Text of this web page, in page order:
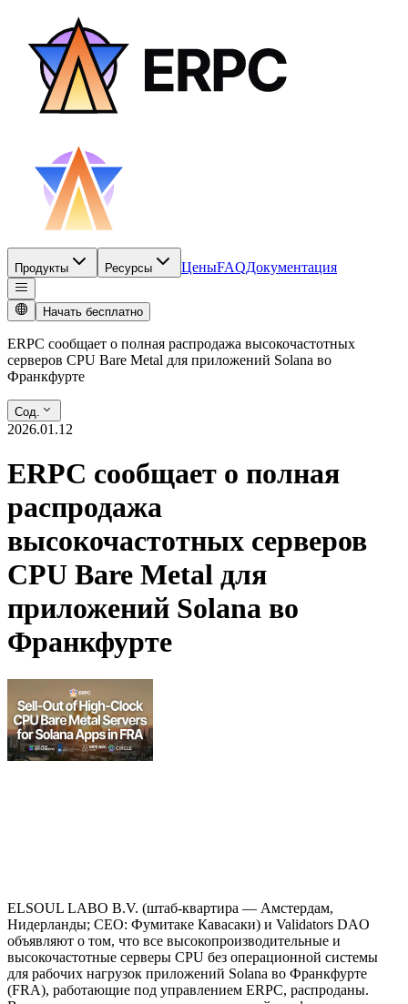
Продукты Ресурсы ЦеныFAQДокументация
Начать бесплатно
ERPC сообщает о полная распродажа высокочастотных
серверов CPU Bare Metal для приложений Solana во
Франкфурте
Сод.
2026.01.12
ERPC сообщает о полная
распродажа
высокочастотных серверов
CPU Bare Metal для
приложений Solana во
Франкфурте
ELSOUL LABO B.V. (штаб-квартира — Амстердам,
Нидерланды; CEO: Фумитаке Кавасаки) и Validators DAO
объявляют о том, что все высокопроизводительные и
высокочастотные серверы CPU без операционной системы
для рабочих нагрузок приложений Solana во Франкфурте
(FRA), работающие под управлением ERPC, распроданы.